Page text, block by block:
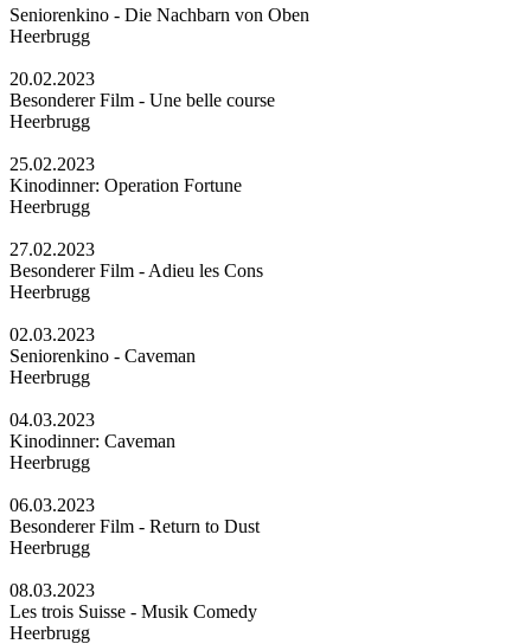
Seniorenkino - Die Nachbarn von Oben
Heerbrugg
20.02.2023
Besonderer Film - Une belle course
Heerbrugg
25.02.2023
Kinodinner: Operation Fortune
Heerbrugg
27.02.2023
Besonderer Film - Adieu les Cons
Heerbrugg
02.03.2023
Seniorenkino - Caveman
Heerbrugg
04.03.2023
Kinodinner: Caveman
Heerbrugg
06.03.2023
Besonderer Film - Return to Dust
Heerbrugg
08.03.2023
Les trois Suisse - Musik Comedy
Heerbrugg